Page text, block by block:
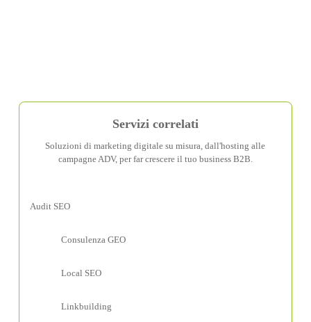
Servizi correlati
Soluzioni di marketing digitale su misura, dall'hosting alle
campagne ADV, per far crescere il tuo business B2B.
Audit SEO
Consulenza GEO
Local SEO
Linkbuilding